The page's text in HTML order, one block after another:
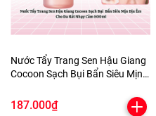
Nước Tẩy Trang Sen Hậu Giang
Cocoon Sạch Bụi Bẩn Siêu Mịn
500ml
187.000₫